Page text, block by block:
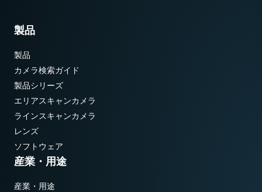
製品
製品
カメラ検索ガイド
製品シリーズ
エリアスキャンカメラ
ラインスキャンカメラ
レンズ
ソフトウェア
産業・用途
産業・用途